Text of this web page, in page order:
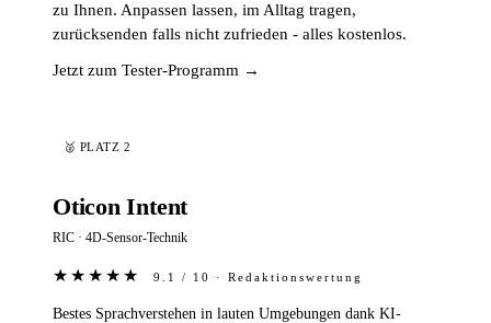
zu Ihnen. Anpassen lassen, im Alltag tragen,
zurücksenden falls nicht zufrieden - alles kostenlos.
Jetzt zum Tester-Programm →
🥈 PLATZ 2
Oticon Intent
RIC · 4D-Sensor-Technik
★★★★★ 9.1 / 10 · Redaktionswertung
Bestes Sprachverstehen in lauten Umgebungen dank KI-